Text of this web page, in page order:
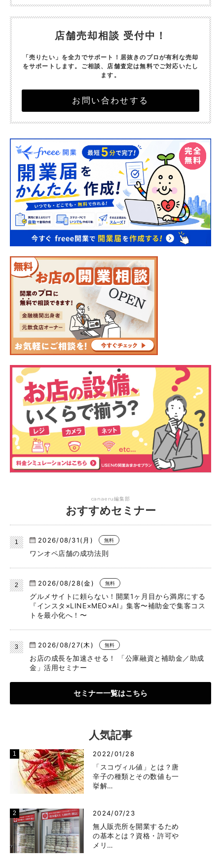
店舗売却相談 受付中！
「売りたい」を全力でサポート！ 居抜きのプロが有利な売却
をサポートします。 ご相談、店舗査定は無料でご対応いたし
ます。
お問い合わせする
canaeru編集部
おすすめセミナー
2026/08/31(月) 無料
ワンオペ店舗の成功法則
2026/08/28(金) 無料
グルメサイトに頼らない！開業1ヶ月目から満席にする
『インスタ×LINE×MEO×AI』集客〜補助金で集客コス
トを最小化へ！〜
2026/08/27(木) 無料
お店の成長を加速させる！ 「公庫融資と補助金／助成
金」活用セミナー
セミナー一覧はこちら
人気記事
2022/01/28
「スコヴィル値」とは？唐
辛子の種類とその数値も一
挙解…
2024/07/23
無人販売所を開業するため
の基本とは？資格・許可や
メリ…